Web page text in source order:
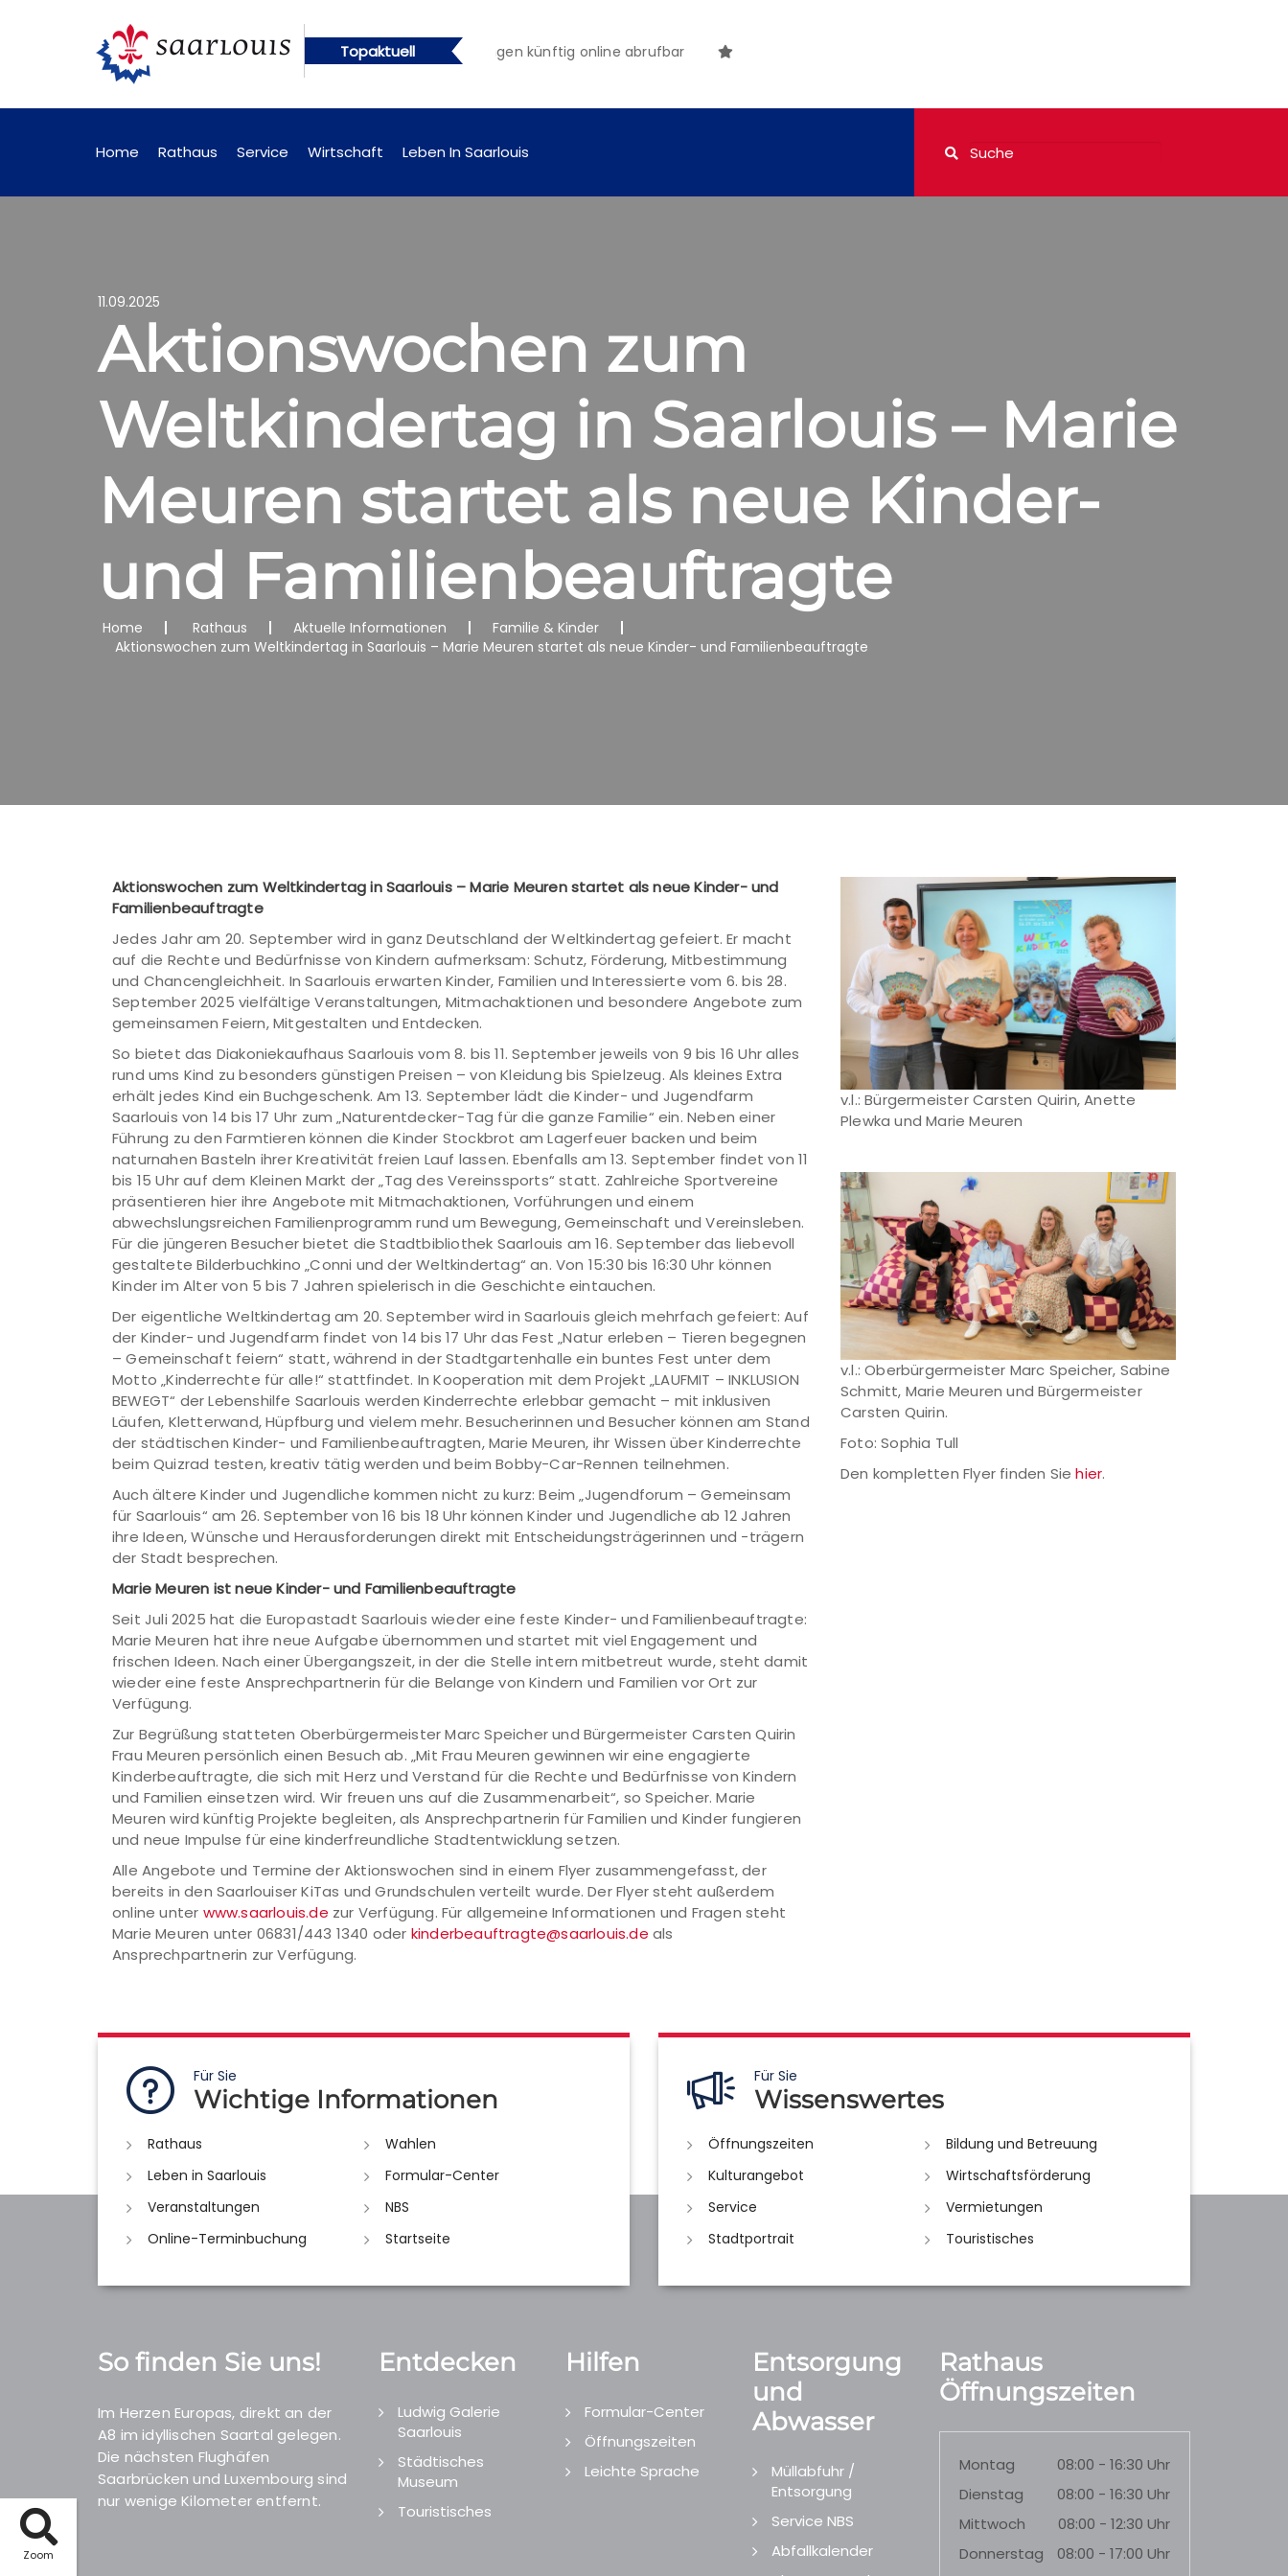
Zoom
Topaktuell
künftig online abrufbar Öffentliche Bekanntmachungen künftig online abrufbar
Home Rathaus Service Wirtschaft Leben In Saarlouis
11.09.2025
Aktionswochen zum
Weltkindertag in Saarlouis – Marie
Meuren startet als neue Kinder-
und Familienbeauftragte
Home Rathaus Aktuelle Informationen
Familie & Kinder
Aktionswochen zum Weltkindertag in Saarlouis – Marie Meuren startet als neue Kinder- und Familienbeauftragte
Aktionswochen zum Weltkindertag in Saarlouis – Marie Meuren startet als neue Kinder- und
Familienbeauftragte
Jedes Jahr am 20. September wird in ganz Deutschland der Weltkindertag gefeiert. Er macht
auf die Rechte und Bedürfnisse von Kindern aufmerksam: Schutz, Förderung, Mitbestimmung
und Chancengleichheit. In Saarlouis erwarten Kinder, Familien und Interessierte vom 6. bis 28.
September 2025 vielfältige Veranstaltungen, Mitmachaktionen und besondere Angebote zum
gemeinsamen Feiern, Mitgestalten und Entdecken.
So bietet das Diakoniekaufhaus Saarlouis vom 8. bis 11. September jeweils von 9 bis 16 Uhr alles
rund ums Kind zu besonders günstigen Preisen – von Kleidung bis Spielzeug. Als kleines Extra
erhält jedes Kind ein Buchgeschenk. Am 13. September lädt die Kinder- und Jugendfarm
Saarlouis von 14 bis 17 Uhr zum „Naturentdecker-Tag für die ganze Familie“ ein. Neben einer
Führung zu den Farmtieren können die Kinder Stockbrot am Lagerfeuer backen und beim
naturnahen Basteln ihrer Kreativität freien Lauf lassen. Ebenfalls am 13. September findet von 11
bis 15 Uhr auf dem Kleinen Markt der „Tag des Vereinssports“ statt. Zahlreiche Sportvereine
präsentieren hier ihre Angebote mit Mitmachaktionen, Vorführungen und einem
abwechslungsreichen Familienprogramm rund um Bewegung, Gemeinschaft und Vereinsleben.
Für die jüngeren Besucher bietet die Stadtbibliothek Saarlouis am 16. September das liebevoll
gestaltete Bilderbuchkino „Conni und der Weltkindertag“ an. Von 15:30 bis 16:30 Uhr können
Kinder im Alter von 5 bis 7 Jahren spielerisch in die Geschichte eintauchen.
Der eigentliche Weltkindertag am 20. September wird in Saarlouis gleich mehrfach gefeiert: Auf
der Kinder- und Jugendfarm findet von 14 bis 17 Uhr das Fest „Natur erleben – Tieren begegnen
– Gemeinschaft feiern“ statt, während in der Stadtgartenhalle ein buntes Fest unter dem
Motto „Kinderrechte für alle!“ stattfindet. In Kooperation mit dem Projekt „LAUFMIT – INKLUSION
BEWEGT“ der Lebenshilfe Saarlouis werden Kinderrechte erlebbar gemacht – mit inklusiven
Läufen, Kletterwand, Hüpfburg und vielem mehr. Besucherinnen und Besucher können am Stand
der städtischen Kinder- und Familienbeauftragten, Marie Meuren, ihr Wissen über Kinderrechte
beim Quizrad testen, kreativ tätig werden und beim Bobby-Car-Rennen teilnehmen.
Auch ältere Kinder und Jugendliche kommen nicht zu kurz: Beim „Jugendforum – Gemeinsam
für Saarlouis“ am 26. September von 16 bis 18 Uhr können Kinder und Jugendliche ab 12 Jahren
ihre Ideen, Wünsche und Herausforderungen direkt mit Entscheidungsträgerinnen und -trägern
der Stadt besprechen.
Marie Meuren ist neue Kinder- und Familienbeauftragte
Seit Juli 2025 hat die Europastadt Saarlouis wieder eine feste Kinder- und Familienbeauftragte:
Marie Meuren hat ihre neue Aufgabe übernommen und startet mit viel Engagement und
frischen Ideen. Nach einer Übergangszeit, in der die Stelle intern mitbetreut wurde, steht damit
wieder eine feste Ansprechpartnerin für die Belange von Kindern und Familien vor Ort zur
Verfügung.
Zur Begrüßung statteten Oberbürgermeister Marc Speicher und Bürgermeister Carsten Quirin
Frau Meuren persönlich einen Besuch ab. „Mit Frau Meuren gewinnen wir eine engagierte
Kinderbeauftragte, die sich mit Herz und Verstand für die Rechte und Bedürfnisse von Kindern
und Familien einsetzen wird. Wir freuen uns auf die Zusammenarbeit“, so Speicher. Marie
Meuren wird künftig Projekte begleiten, als Ansprechpartnerin für Familien und Kinder fungieren
und neue Impulse für eine kinderfreundliche Stadtentwicklung setzen.
Alle Angebote und Termine der Aktionswochen sind in einem Flyer zusammengefasst, der
bereits in den Saarlouiser KiTas und Grundschulen verteilt wurde. Der Flyer steht außerdem
online unter www.saarlouis.de zur Verfügung. Für allgemeine Informationen und Fragen steht
Marie Meuren unter 06831/443 1340 oder kinderbeauftragte@saarlouis.de als
Ansprechpartnerin zur Verfügung.
v.l.: Bürgermeister Carsten Quirin, Anette
Plewka und Marie Meuren
v.l.: Oberbürgermeister Marc Speicher, Sabine
Schmitt, Marie Meuren und Bürgermeister
Carsten Quirin.
Foto: Sophia Tull
Den kompletten Flyer finden Siehier.
Für Sie
Wichtige Informationen
Rathaus
Wahlen
Leben in Saarlouis
Formular-Center
Veranstaltungen
NBS
Online-Terminbuchung
Startseite
Für Sie
Wissenswertes
Öffnungszeiten
Bildung und Betreuung
Kulturangebot
Wirtschaftsförderung
Service
Vermietungen
Stadtportrait
Touristisches
So finden Sie uns!
Im Herzen Europas, direkt an der
A8 im idyllischen Saartal gelegen.
Die nächsten Flughäfen
Saarbrücken und Luxembourg sind
nur wenige Kilometer entfernt.
Entdecken
Ludwig Galerie
Saarlouis
Städtisches
Museum
Touristisches
Hilfen
Formular-Center
Öffnungszeiten
Leichte Sprache
Entsorgung
und
Abwasser
Müllabfuhr /
Entsorgung
Service NBS
Abfallkalender
Rathaus
Öffnungszeiten
Montag
08:00 - 16:30 Uhr
Dienstag
08:00 - 16:30 Uhr
Mittwoch
08:00 - 12:30 Uhr
Donnerstag
08:00 - 17:00 Uhr